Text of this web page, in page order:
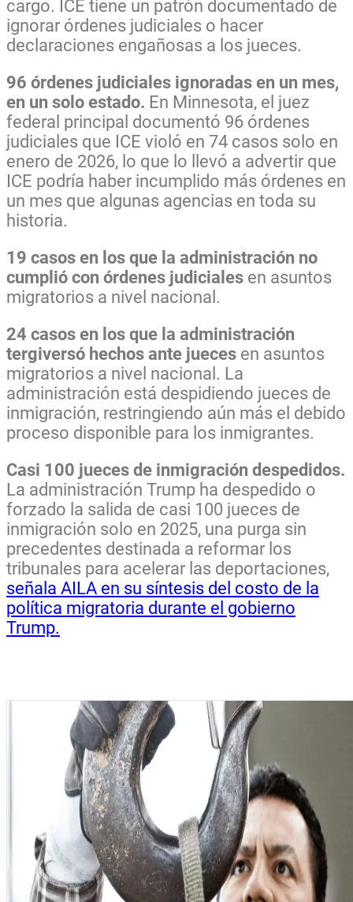
cargo. ICE tiene un patrón documentado de
ignorar órdenes judiciales o hacer
declaraciones engañosas a los jueces.
96 órdenes judiciales ignoradas en un mes,
en un solo estado. En Minnesota, el juez
federal principal documentó 96 órdenes
judiciales que ICE violó en 74 casos solo en
enero de 2026, lo que lo llevó a advertir que
ICE podría haber incumplido más órdenes en
un mes que algunas agencias en toda su
historia.
19 casos en los que la administración no
cumplió con órdenes judiciales en asuntos
migratorios a nivel nacional.
24 casos en los que la administración
tergiversó hechos ante jueces en asuntos
migratorios a nivel nacional. La
administración está despidiendo jueces de
inmigración, restringiendo aún más el debido
proceso disponible para los inmigrantes.
Casi 100 jueces de inmigración despedidos.
La administración Trump ha despedido o
forzado la salida de casi 100 jueces de
inmigración solo en 2025, una purga sin
precedentes destinada a reformar los
tribunales para acelerar las deportaciones,
señala AILA en su síntesis del costo de la
política migratoria durante el gobierno
Trump.